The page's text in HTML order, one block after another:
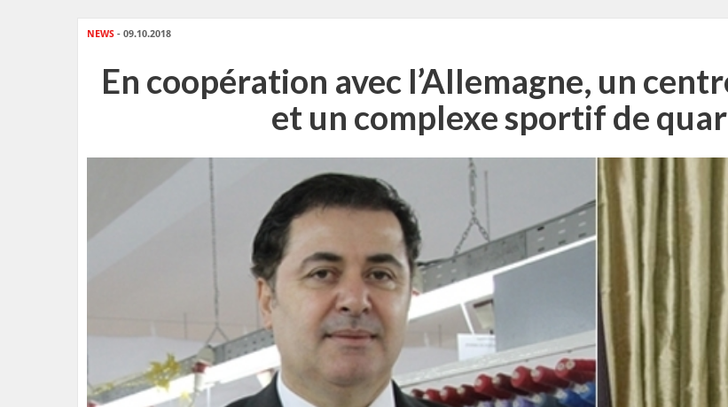
NEWS - 09.10.2018
En coopération avec l’Allemagne, un
et un complexe sportif de